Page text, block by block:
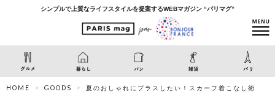
シンプルで上質なライフスタイルを提案するWEBマガジン “パリマグ”
HOME GOODS 夏のおしゃれにプラスしたい！スカーフ着こなし術